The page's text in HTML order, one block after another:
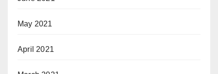
May 2021
April 2021